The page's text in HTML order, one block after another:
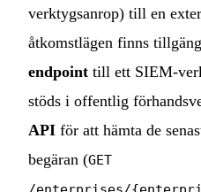
verktygsanrop) till en
åtkomstlägen finns
endpoint till ett SIEM-
stöds i offentlig
API för att hämta de
begäran (GET